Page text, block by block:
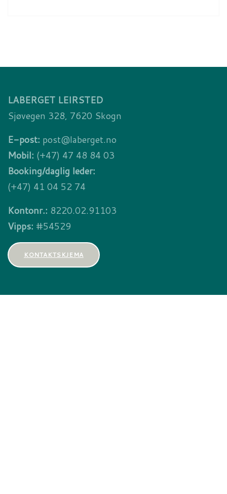
LABERGET LEIRSTED
Sjøvegen 328, 7620 Skogn
E-post: post@laberget.no
Mobil: (+47) 47 48 84 03
Booking/daglig leder:
(+47) 41 04 52 74
Kontonr.: 8220.02.91103
Vipps: #54529
KONTAKTSKJEMA